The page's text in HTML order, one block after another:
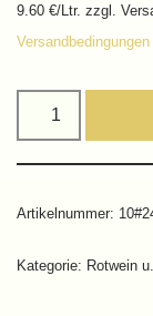
9.60 €/Ltr. zzgl.
Versandbedingungen
Artikelnummer:
Kategorie: Rotwein